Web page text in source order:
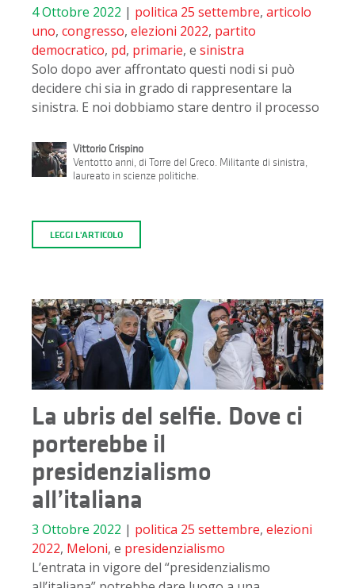
4 Ottobre 2022 | politica 25 settembre, articolo
uno, congresso, elezioni 2022, partito
democratico, pd, primarie, e sinistra
Solo dopo aver affrontato questi nodi si può
decidere chi sia in grado di rappresentare la
sinistra. E noi dobbiamo stare dentro il processo
Vittorio Crispino
Ventotto anni, di Torre del Greco. Militante di sinistra,
laureato in scienze politiche.
LEGGI L'ARTICOLO
La ubris del selfie. Dove ci
porterebbe il
presidenzialismo
all’italiana
3 Ottobre 2022 | politica 25 settembre, elezioni
2022, Meloni, e presidenzialismo
L’entrata in vigore del “presidenzialismo